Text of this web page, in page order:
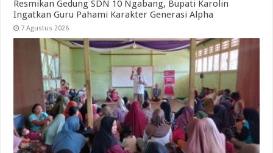
Resmikan Gedung SDN 10 Ngabang, Bupati Karolin
Ingatkan Guru Pahami Karakter Generasi Alpha
7 Agustus 2026